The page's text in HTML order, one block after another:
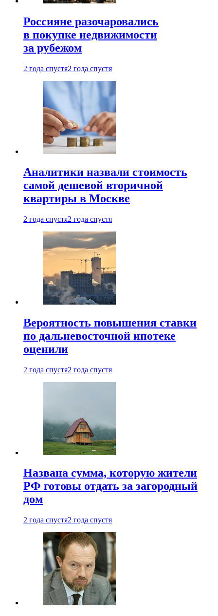
Россияне разочаровались
в покупке недвижимости
за рубежом
2 года спустя2 года спустя
Аналитики назвали стоимость
самой дешевой вторичной
квартиры в Москве
2 года спустя2 года спустя
Вероятность повышения ставки
по дальневосточной ипотеке
оценили
2 года спустя2 года спустя
Названа сумма, которую жители
РФ готовы отдать за загородный
дом
2 года спустя2 года спустя